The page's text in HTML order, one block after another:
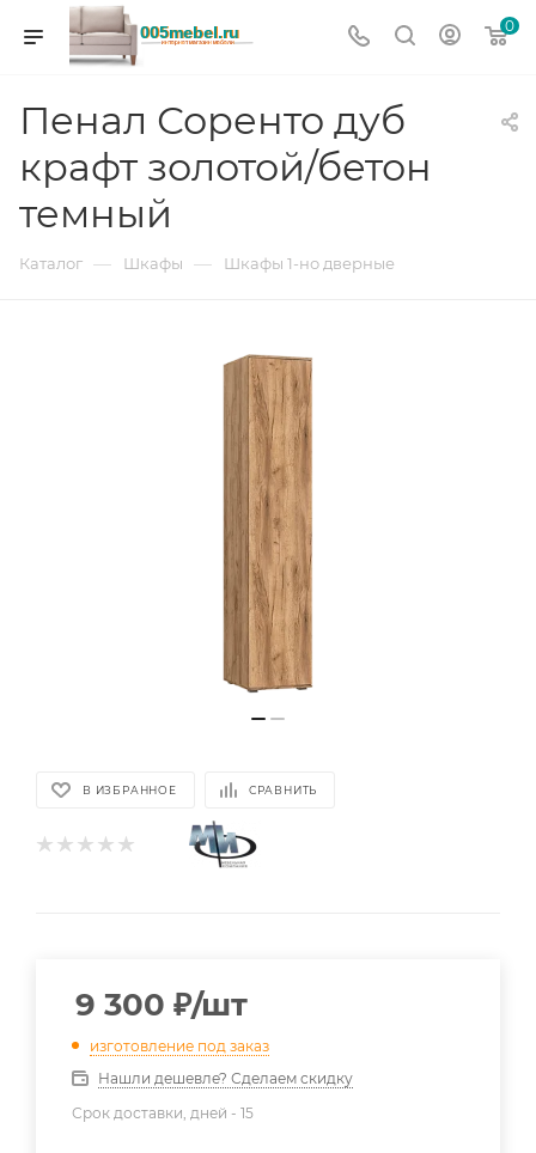
0
Пенал Соренто дуб
крафт золотой/бетон
темный
Каталог — Шкафы — Шкафы 1-но дверные
В ИЗБРАННОЕ СРАВНИТЬ
9 300 ₽/шт
изготовление под заказ
Нашли дешевле? Сделаем скидку
Срок доставки, дней - 15